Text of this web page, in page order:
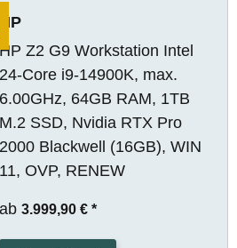
HP
Z2 G9 Workstation Intel
24-Core i9-14900K, max.
6.00GHz, 64GB RAM, 1TB
M.2 SSD, Nvidia RTX Pro
2000 Blackwell (16GB), WIN
11, OVP, RENEW
ab 3.999,90 € *